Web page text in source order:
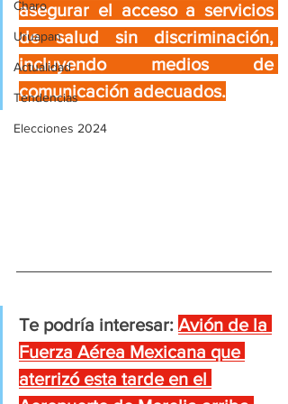
Charo
Uruapan
Actualidad
Tendencias
Elecciones 2024
asegurar el acceso a servicios
de salud sin discriminación,
incluyendo medios de
comunicación adecuados.
Te podría interesar: Avión de la
Fuerza Aérea Mexicana que
aterrizó esta tarde en el